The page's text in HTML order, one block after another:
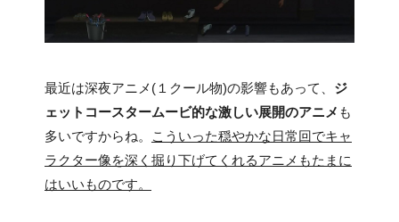
最近は深夜アニメ(１クール物)の影響もあって、 ジ
ェットコースタームービ的な激しい展開のアニメ も
多いですからね。
こういった穏やかな日常回でキャ
ラクター像を深く掘り下げてくれるアニメもたまに
はいいものです。